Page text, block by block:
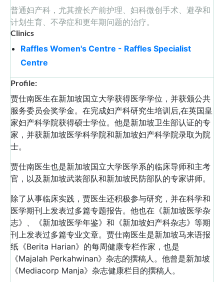
普通妇产科，尤其擅长产前护理、妇科微创手术、避孕和
计划生育、不孕症和更年期问题的治疗。
Clinics
Raffles Women's Centre - Raffles Specialist
Centre
Profile:
贾仕南医生在新加坡国立大学获得医学学位，并获颁公共
服务委员会奖学金。在完成妇产科研究生培训后,在英国皇
家妇产科学院获得硕士学位。他是新加坡卫生部认证的专
家，并获新加坡医学科学院和新加坡妇产科学院录取为院
士。
贾仕南医生也是新加坡国立大学医学系的临床导师和主考
官，以及新加坡武装部队和新加坡民防部队的专家讲师。
除了从事临床实践，贾医生还积极参与研究，并在科学和
医学期刊上发表过多篇专题报告。他也在《新加坡医学杂
志》、《新加坡医学年鉴》和《新加坡妇产科杂志》等期
刊上发表过多篇专业文章。贾仕南医生是新加坡马来语报
纸《Berita Harian》的每周健康专栏作家，也是
《Majalah Perkahwinan》杂志的撰稿人。他曾是新加坡
《Mediacorp Manja》杂志健康栏目的撰稿人。